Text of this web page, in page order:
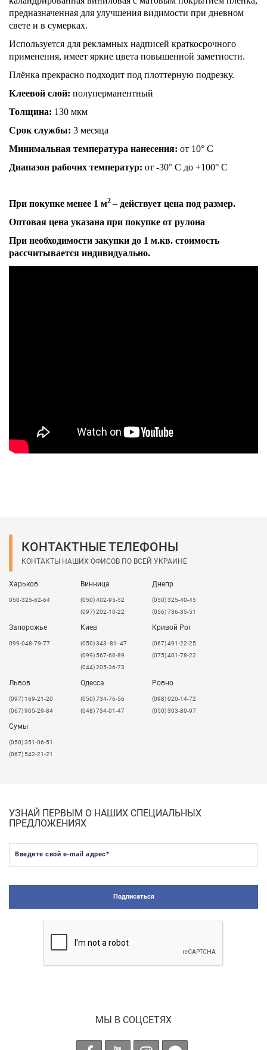
предназначенная для улучшения видимости при дневном
свете и в сумерках.
Используется для рекламных надписей краткосрочного
применения, имеет яркие цвета повышенной заметности.
Плёнка прекрасно подходит под плоттерную подрезку.
Клеевой слой: полуперманентный
Толщина: 130 мкм
Срок службы: 3 месяца
Минимальная температура нанесения: от 10° C
Диапазон рабочих температур: от -30° C до +100° C
При покупке менее 1 м2 – действует цена под размер.
Оптовая цена указана при покупке от рулона
При необходимости закупки до 1 м.кв. стоимость
рассчитывается индивидуально.
КОНТАКТНЫЕ ТЕЛЕФОНЫ
КОНТАКТЫ НАШИХ ОФИСОВ ПО ВСЕЙ УКРАИНЕ
Харьков
050-325-62-64
Винница
(050) 402-95-52
(097) 202-10-22
Днепр
(050) 325-40-45
(056) 736-35-51
Запорожье
099-048-79-77
Киев
(050) 343- 81- 47
(099) 567-60-89
(044) 205-36-73
Кривой Рог
(067) 491-22-25
(075) 401-78-22
Львов
​(097) 169-21-20
(067) 905-29-84
Одесса
(050) 734-76-56
(048) 734-01-47
Ровно
(098) 020-14-72
(050) 303-80-97
Сумы
(050) 351-06-51
(067) 542-21-21
УЗНАЙ ПЕРВЫМ О НАШИХ СПЕЦИАЛЬНЫХ
ПРЕДЛОЖЕНИЯХ
Введите свой e-mail адрес*
Подписаться
МЫ В СОЦСЕТЯХ